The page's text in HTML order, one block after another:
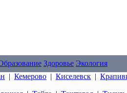
Здоровье Экология
| Кемерово | Киселевск |